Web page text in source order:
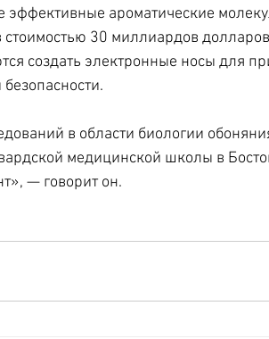
эффективные ароматические
стоимостью 30 миллиардов
создать электронные носы для
в области биологии
медицинской школы в
— говорит он.